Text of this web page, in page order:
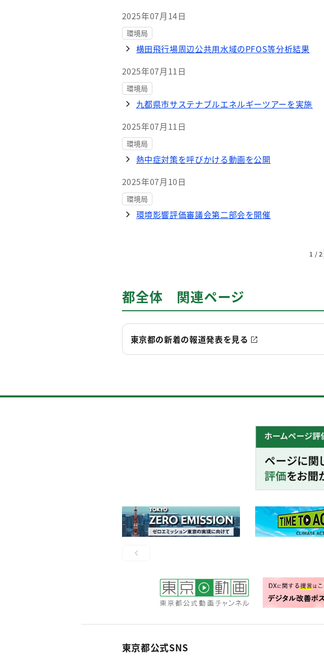
2025年07月14日
環境局
横田飛行場周辺公共用水域のPFOS等分析結果
2025年07月11日
環境局
九都県市サステナブルエネルギーツアーを実施
2025年07月11日
環境局
熱中症対策を呼びかける動画を公開
2025年07月10日
環境局
環境影響評価審議会第二部会を開催
1 / 2
都全体 関連ページ
東京都の新着の報道発表を見る
東京都公式SNS